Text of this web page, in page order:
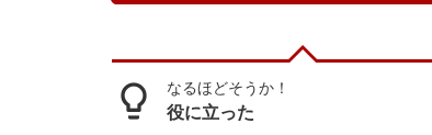
lightbulb_outline なるほどそうか！
役に立った